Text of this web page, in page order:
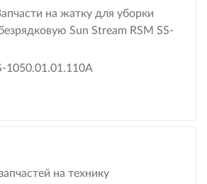
на жатку для уборки
Sun Stream RSM SS-
1050.01.01.110А
на технику